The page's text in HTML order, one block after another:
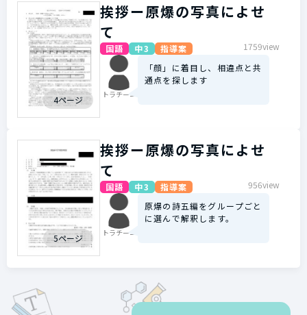
4ページ
挨拶ー原爆の写真によせ
て
国語 中3 指導案 1759view
トラチーニ
「顔」に着目し、相違点と共
通点を探します
5ページ
挨拶ー原爆の写真によせ
て
国語 中3 指導案 956view
トラチーニ
原爆の詩五編をグループごと
に選んで解釈します。